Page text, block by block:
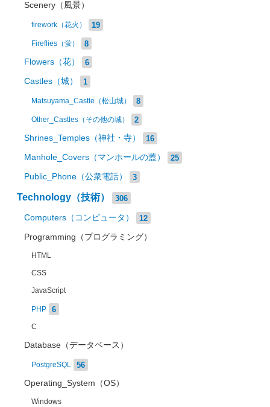
Scenery（風景）
firework（花火） 19
Fireflies（蛍） 8
Flowers（花） 6
Castles（城） 1
Matsuyama_Castle（松山城） 8
Other_Castles（その他の城） 2
Shrines_Temples（神社・寺） 16
Manhole_Covers（マンホールの蓋） 25
Public_Phone（公衆電話） 3
Technology（技術） 306
Computers（コンピュータ） 12
Programming（プログラミング）
HTML
CSS
JavaScript
PHP 6
C
Database（データベース）
PostgreSQL 56
Operating_System（OS）
Windows